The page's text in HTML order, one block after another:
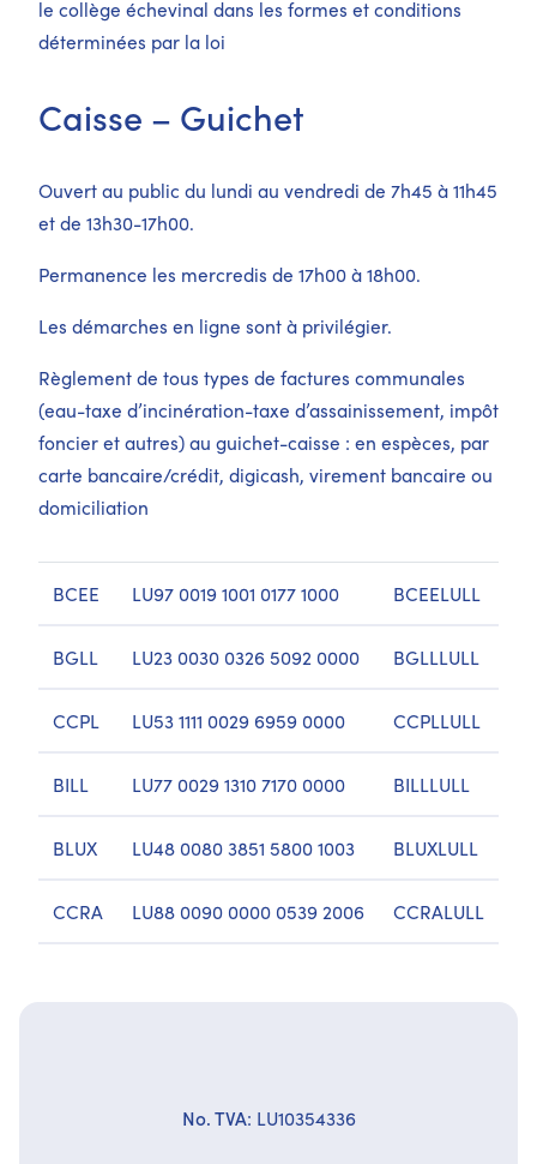
le collège échevinal dans les formes et conditions
déterminées par la loi
Caisse – Guichet
Ouvert au public du lundi au vendredi de 7h45 à 11h45
et de 13h30-17h00.
Permanence les mercredis de 17h00 à 18h00.
Les démarches en ligne sont à privilégier.
Règlement de tous types de factures communales
(eau-taxe d’incinération-taxe d’assainissement, impôt
foncier et autres) au guichet-caisse : en espèces, par
carte bancaire/crédit, digicash, virement bancaire ou
domiciliation
BCEE LU97 0019 1001 0177 1000 BCEELULL
BGLL LU23 0030 0326 5092 0000 BGLLLULL
CCPL LU53 1111 0029 6959 0000 CCPLLULL
BILL LU77 0029 1310 7170 0000 BILLLULL
BLUX LU48 0080 3851 5800 1003 BLUXLULL
CCRA LU88 0090 0000 0539 2006 CCRALULL
No. TVA: LU10354336